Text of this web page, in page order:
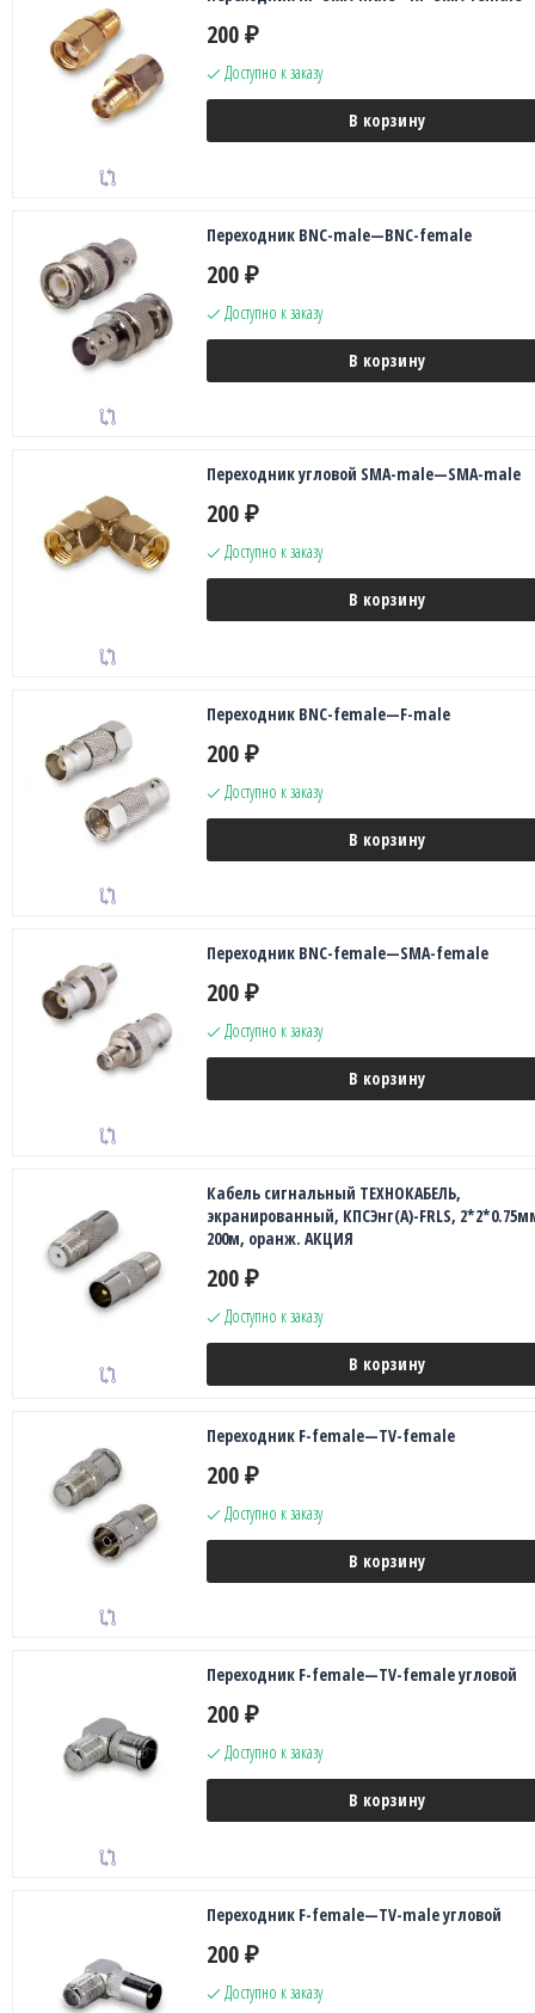
200 ₽
Доступно к заказу
В корзину
Переходник BNC-male—BNC-female
200 ₽
Доступно к заказу
В корзину
Переходник угловой SMA-male—SMA-male
200 ₽
Доступно к заказу
В корзину
Переходник BNC-female—F-male
200 ₽
Доступно к заказу
В корзину
Переходник BNC-female—SMA-female
200 ₽
Доступно к заказу
В корзину
Кабель сигнальный ТЕХНОКАБЕЛЬ,
экранированный, КПСЭнг(А)-FRLS,
200м, оранж. АКЦИЯ
200 ₽
Доступно к заказу
В корзину
Переходник F-female—TV-female
200 ₽
Доступно к заказу
В корзину
Переходник F-female—TV-female угловой
200 ₽
Доступно к заказу
В корзину
Переходник F-female—TV-male угловой
200 ₽
Доступно к заказу